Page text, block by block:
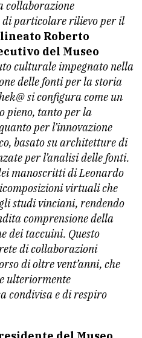
collaborazione
di particolare rilievo per il
Roberto
del Museo
culturale impegnato nella
delle fonti per la storia
si configura come un
pieno, tanto per la
per l’innovazione
basato su architetture di
per l’analisi delle fonti.
manoscritti di Leonardo
virtuali che
studi vinciani, rendendo
comprensione della
dei taccuini. Questo
di collaborazioni
di oltre vent’anni, che
ulteriormente
condivisa e di respiro